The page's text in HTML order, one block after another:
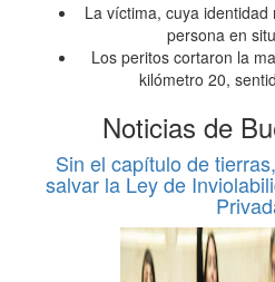
La víctima, cuya
persona en
Los peritos cortaron la
kilómetro 20,
Noticias de
Sin el capítulo de
salvar la Ley de